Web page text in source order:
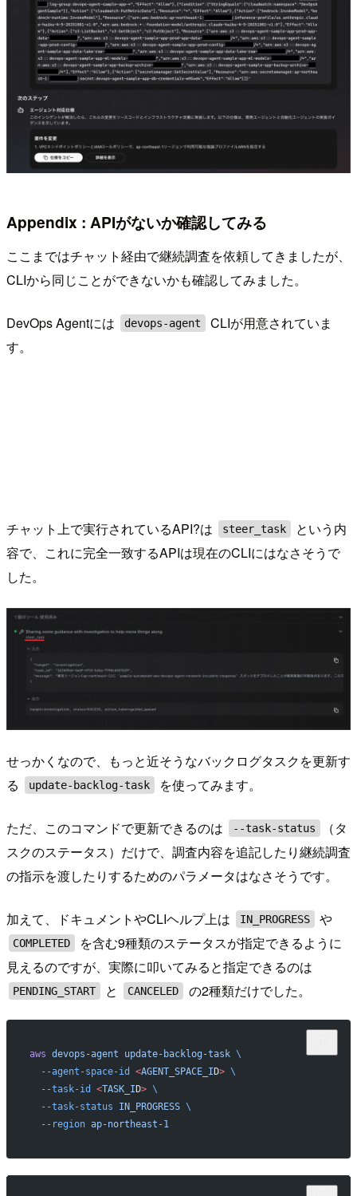
Appendix : APIがないか確認してみる
ここまではチャット経由で継続調査を依頼してきましたが、
CLIから同じことができないかも確認してみました。
DevOps Agentには devops-agent
CLIが用意されていま
す。
チャット上で実行されているAPI?は steer_task
という内
容で、これに完全一致するAPIは現在のCLIにはなさそうで
した。
せっかくなので、もっと近そうなバックログタスクを更新す
る
update-backlog-task を使ってみます。
ただ、このコマンドで更新できるのは --task-status
（タ
スクのステータス）だけで、調査内容を追記したり継続調査
の指示を渡したりするためのパラメータはなさそうです。
加えて、ドキュメントやCLIヘルプ上は IN_PROGRESS や
COMPLETED
を含む9種類のステータスが指定できるように
見えるのですが、実際に叩いてみると指定できるのは
PENDING_START と CANCELED の2種類だけでした。
aws devops-agent update-backlog-task \
  --agent-space-id
<AGENT_SPACE_I D> \
  --task-id
<TASK_I D> \
  --task-status
IN_PROGRESS \
  --region
ap-northeast-1